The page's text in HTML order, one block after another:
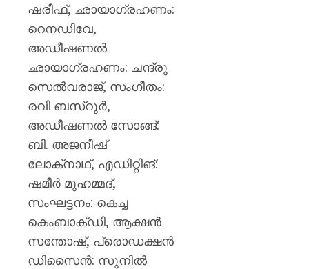
ഷരീഫ്, ഛായാഗ്രഹണം:
റെനഡിവേ,
അഡീഷണൽ
ഛായാഗ്രഹണം: ചന്ദ്രു
സെൽവരാജ്, സംഗീതം:
രവി ബസ്‌റൂർ,
അഡീഷണൽ സോങ്ങ്:
ബി. അജനീഷ്
ലോക്‌നാഥ്, എഡിറ്റിങ്:
ഷമീർ മുഹമ്മദ്,
സംഘട്ടനം: കെച്ച
കെംബാക്ഡി, ആക്ഷൻ
സന്തോഷ്, പ്രൊഡക്ഷൻ
ഡിസൈൻ: സുനിൽ